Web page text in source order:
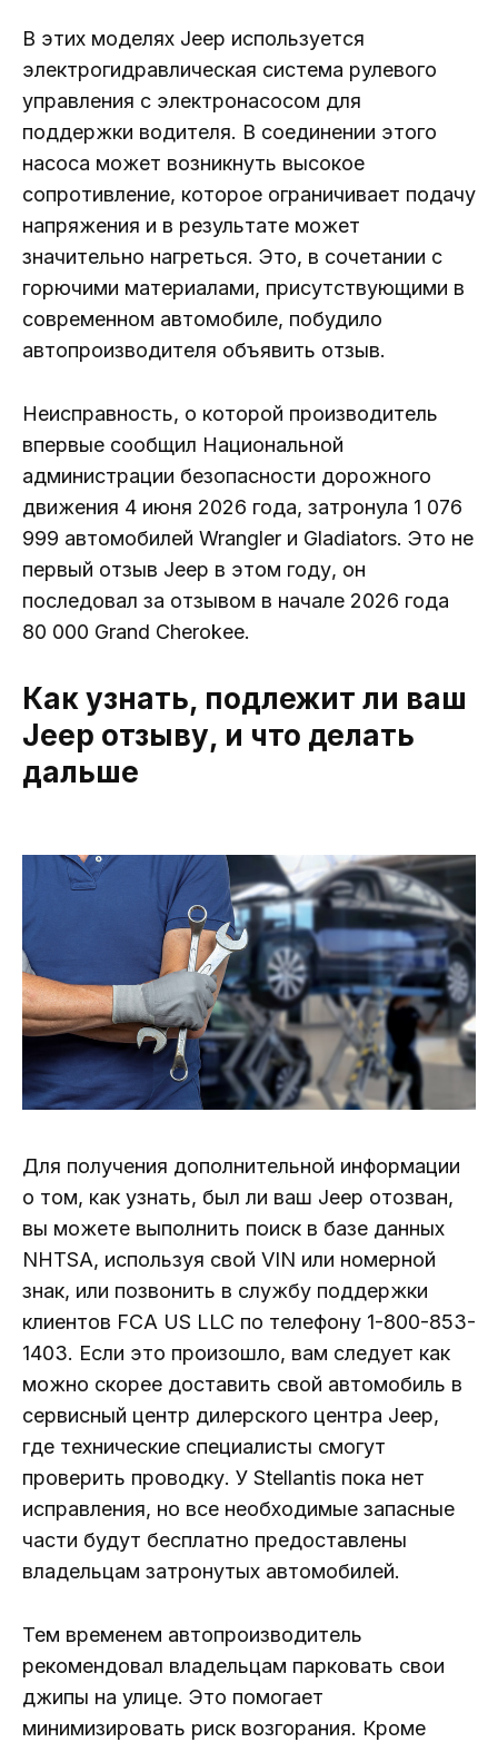
В этих моделях Jeep используется
электрогидравлическая система рулевого
управления с электронасосом для
поддержки водителя. В соединении этого
насоса может возникнуть высокое
сопротивление, которое ограничивает подачу
напряжения и в результате может
значительно нагреться. Это, в сочетании с
горючими материалами, присутствующими в
современном автомобиле, побудило
автопроизводителя объявить отзыв.
Неисправность, о которой производитель
впервые сообщил Национальной
администрации безопасности дорожного
движения 4 июня 2026 года, затронула 1 076
999 автомобилей Wrangler и Gladiators. Это не
первый отзыв Jeep в этом году, он
последовал за отзывом в начале 2026 года
80 000 Grand Cherokee.
Как узнать, подлежит ли ваш
Jeep отзыву, и что делать
дальше
Для получения дополнительной информации
о том, как узнать, был ли ваш Jeep отозван,
вы можете выполнить поиск в базе данных
NHTSA, используя свой VIN или номерной
знак, или позвонить в службу поддержки
клиентов FCA US LLC по телефону 1-800-853-
1403. Если это произошло, вам следует как
можно скорее доставить свой автомобиль в
сервисный центр дилерского центра Jeep,
где технические специалисты смогут
проверить проводку. У Stellantis пока нет
исправления, но все необходимые запасные
части будут бесплатно предоставлены
владельцам затронутых автомобилей.
Тем временем автопроизводитель
рекомендовал владельцам парковать свои
джипы на улице. Это помогает
минимизировать риск возгорания. Кроме